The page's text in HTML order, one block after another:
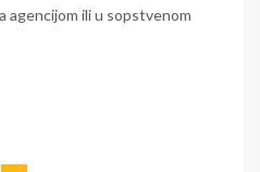
agencijom ili u sopstvenom